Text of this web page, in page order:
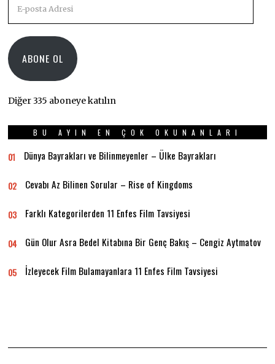
posta
ABONE OL
Diğer 335 aboneye katılın
BU AYIN EN ÇOK OKUNANLARI
01 Dünya Bayrakları ve Bilinmeyenler – Ülke Bayrakları
02 Cevabı Az Bilinen Sorular – Rise of Kingdoms
03 Farklı Kategorilerden 11 Enfes Film Tavsiyesi
04 Gün Olur Asra Bedel Kitabına Bir Genç Bakış – Cengiz Aytmatov
05 İzleyecek Film Bulamayanlara 11 Enfes Film Tavsiyesi